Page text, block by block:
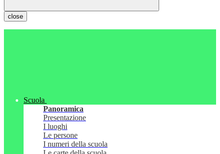
close
Scuola
Panoramica
Presentazione
I luoghi
Le persone
I numeri della scuola